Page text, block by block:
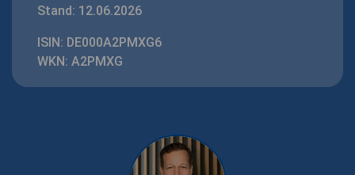
Stand: 12.06.2026
ISIN: DE000A2PMXG6
WKN: A2PMXG